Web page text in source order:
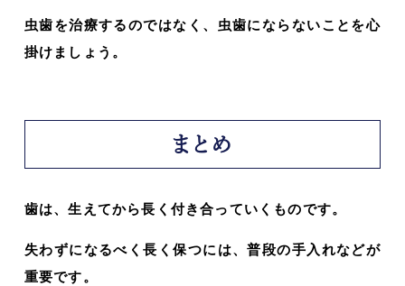
虫歯を治療するのではなく、虫歯にならないことを心
掛けましょう。
まとめ
歯は、生えてから長く付き合っていくものです。
失わずになるべく長く保つには、普段の手入れなどが
重要です。